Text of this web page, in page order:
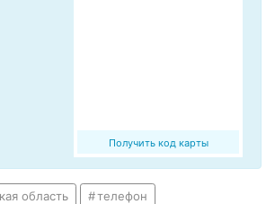
Получить код карты
область телефон